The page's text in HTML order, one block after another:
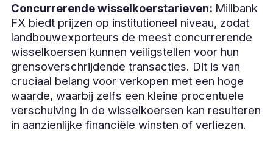
Concurrerende wisselkoerstarieven: Millbank
FX biedt prijzen op institutioneel niveau, zodat
landbouwexporteurs de meest concurrerende
wisselkoersen kunnen veiligstellen voor hun
grensoverschrijdende transacties. Dit is van
cruciaal belang voor verkopen met een hoge
waarde, waarbij zelfs een kleine procentuele
verschuiving in de wisselkoersen kan resulteren
in aanzienlijke financiële winsten of verliezen.